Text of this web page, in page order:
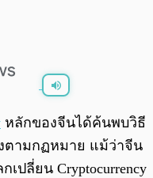
0:00 /0:00
หลักของจีนได้ค้นพบวิธี
ตามกฏหมาย แม้ว่าจีน
ปลี่ยน Cryptocurrency